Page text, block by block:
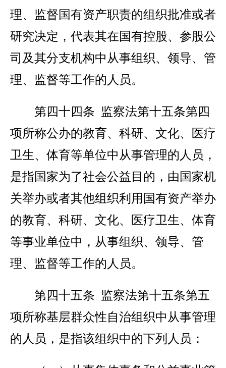
理、监督国有资产职责的组织批准或者
研究决定，代表其在国有控股、参股公
司及其分支机构中从事组织、领导、管
理、监督等工作的人员。
第四十四条 监察法第十五条第四
项所称公办的教育、科研、文化、医疗
卫生、体育等单位中从事管理的人员，
是指国家为了社会公益目的，由国家机
关举办或者其他组织利用国有资产举办
的教育、科研、文化、医疗卫生、体育
等事业单位中，从事组织、领导、管
理、监督等工作的人员。
第四十五条 监察法第十五条第五
项所称基层群众性自治组织中从事管理
的人员，是指该组织中的下列人员：